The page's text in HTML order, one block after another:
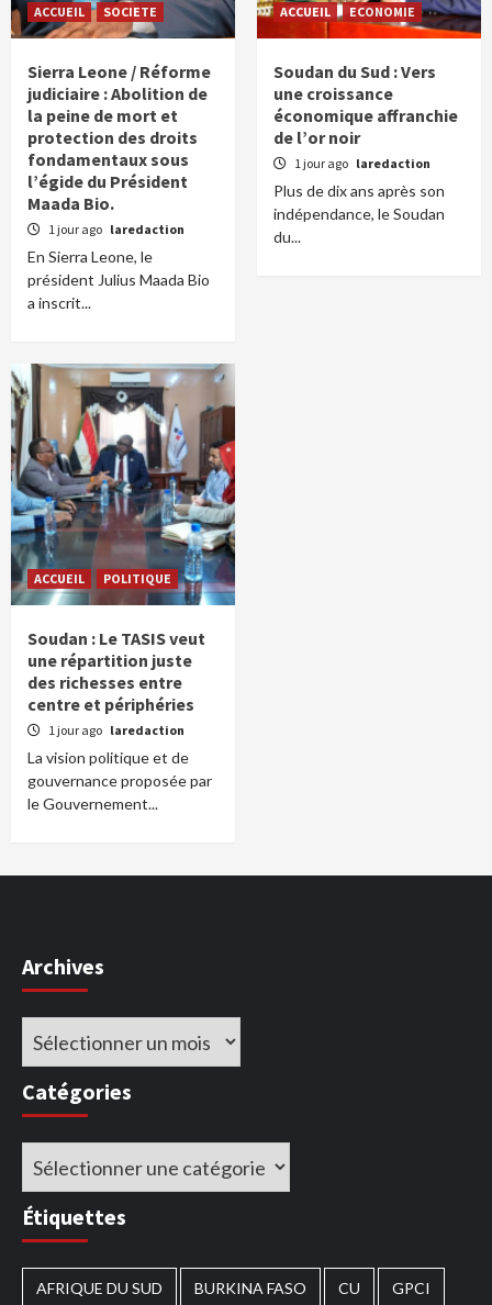
ACCUEIL SOCIETE
Sierra Leone / Réforme
judiciaire : Abolition de
la peine de mort et
protection des droits
fondamentaux sous
l’égide du Président
Maada Bio.
1 jour ago laredaction
En Sierra Leone, le
président Julius Maada Bio
a inscrit...
ACCUEIL ECONOMIE
Soudan du Sud : Vers
une croissance
économique affranchie
de l’or noir
1 jour ago laredaction
Plus de dix ans après son
indépendance, le Soudan
du...
ACCUEIL POLITIQUE
Soudan : Le TASIS veut
une répartition juste
des richesses entre
centre et périphéries
1 jour ago laredaction
La vision politique et de
gouvernance proposée par
le Gouvernement...
Archives
Archives
Catégories
Catégories
Étiquettes
AFRIQUE DU SUD BURKINA FASO CU GPCI